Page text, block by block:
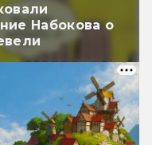
Набокова о